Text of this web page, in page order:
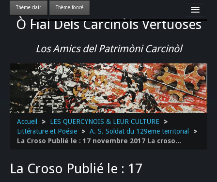
Ò Fial Dels Carcinòls Vertuoses
Los Amics del Patrimòni Carcinòl
Accueil
LES QUERCYNOIS & LEUR CULTURE
PATRIMOINE
GASTRONOMIE
ACTUALITE-CULTURE-EVENEMENTS LOCAUX
>>
Accueil > LES QUERCYNOIS & LEUR CULTURE
>
Littérature et Poésie
> A. S. Soldat du 129eme territorial
>
La Croso Publié le : 17 novembre 2017 La croso...
La Croso Publié le : 17